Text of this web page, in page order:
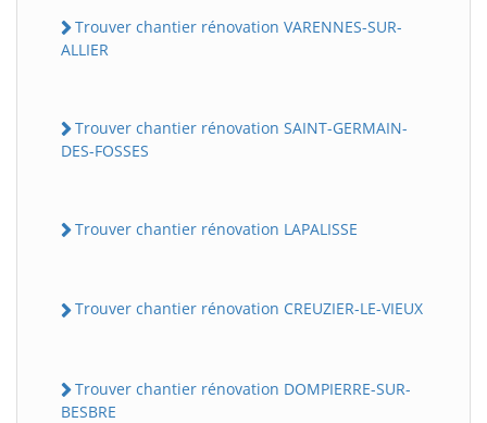
Trouver chantier rénovation VARENNES-SUR-
ALLIER
Trouver chantier rénovation SAINT-GERMAIN-
DES-FOSSES
Trouver chantier rénovation LAPALISSE
Trouver chantier rénovation CREUZIER-LE-VIEUX
Trouver chantier rénovation DOMPIERRE-SUR-
BESBRE